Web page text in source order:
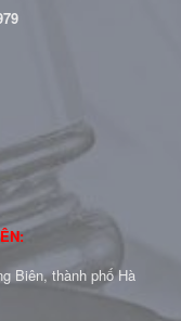
Biên, thành phố Hà